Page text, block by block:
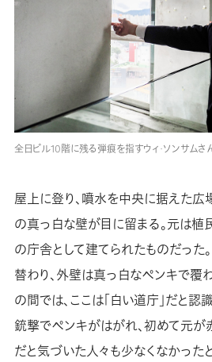
全日ビル10階に残る弾痕を指すウィ·ソンサムさん
屋上に登り、噴水を中央に据えた広
の真っ白な壁が目に留まる。元は植
の庁舎として建てられたものだった
替わり、外壁は真っ白なペンキで覆
の間では、ここは「白い道庁」だと認
銃撃でペンキがはがれ、初めて元
だと気づいた人々も少なくなかった